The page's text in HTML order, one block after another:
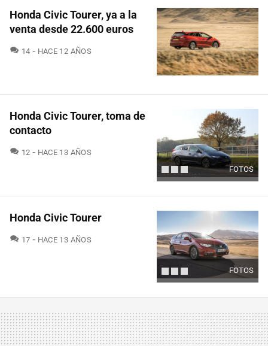
Honda Civic Tourer, ya a la
venta desde 22.600 euros
14 COMENTARIOS
HACE 12 AÑOS
FOTOS
Honda Civic Tourer, toma de
contacto
12 COMENTARIOS
HACE 13 AÑOS
FOTOS
Honda Civic Tourer
17 COMENTARIOS
HACE 13 AÑOS